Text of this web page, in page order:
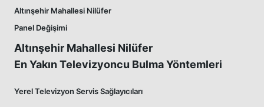
Altınşehir Mahallesi Nilüfer
Panel Değişimi
Altınşehir Mahallesi Nilüfer
En Yakın Televizyoncu Bulma Yöntemleri
Yerel Televizyon Servis Sağlayıcıları